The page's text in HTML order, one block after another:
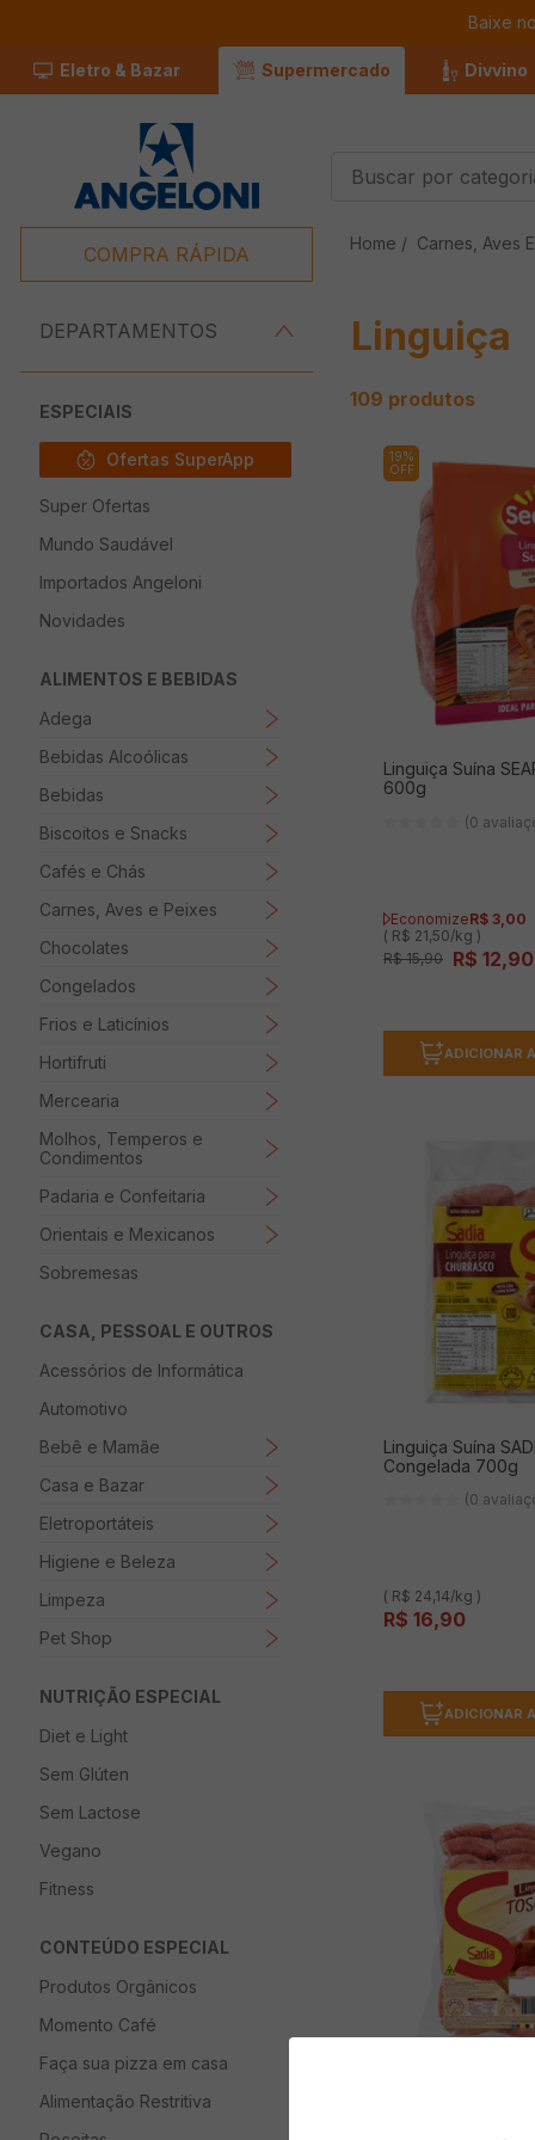
Baixe
Eletro & Bazar Supermercado Divvino
Buscados
2 Leite
4º Queijo
Iogurte
Carne
COMPRA RÁPIDA
DEPARTAMENTOS
ESPECIAIS
Ofertas SuperApp
Super Ofertas
Mundo Saudável
Importados Angeloni
Novidades
ALIMENTOS E BEBIDAS
Adega
Bebidas Alcoólicas
Bebidas
Biscoitos e Snacks
Cafés e Chás
Carnes, Aves e Peixes
Chocolates
Congelados
Frios e Laticínios
Hortifruti
Mercearia
Molhos, Temperos e
Condimentos
Padaria e Confeitaria
Orientais e Mexicanos
Sobremesas
CASA, PESSOAL E OUTROS
Acessórios de Informática
Automotivo
Bebê e Mamãe
Casa e Bazar
Eletroportáteis
Higiene e Beleza
Limpeza
Pet Shop
NUTRIÇÃO ESPECIAL
Diet e Light
Sem Glúten
Sem Lactose
Vegano
Fitness
CONTEÚDO ESPECIAL
Produtos Orgânicos
Momento Café
Faça sua pizza em casa
Alimentação Restritiva
Carnes, Aves
Linguiça
109 produtos
19%
OFF
Linguiça Suína
600g
(0
EconomizeR$ 3 00
( R$ 21,50/kg )
R$ 15,90 R$ 12,90
ADICIONAR
Linguiça Suína
Congelada 700g
(0
( R$ 24,14/kg )
R$ 16,90
ADICIONAR